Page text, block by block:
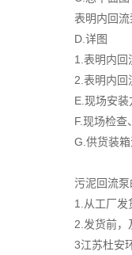
表明内回
D.详图
1.表明内回
2.表明内回
E.现场安
F.现场检查
G.供货装
污泥回流
1.从工厂发
2.发货前，
3江苏杜安